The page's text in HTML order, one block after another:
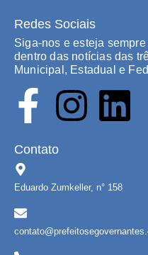
Redes Sociais
Siga-nos e esteja sempre
dentro das notícias das
Municipal, Estadual e
Contato
Eduardo Zumkeller, n° 158